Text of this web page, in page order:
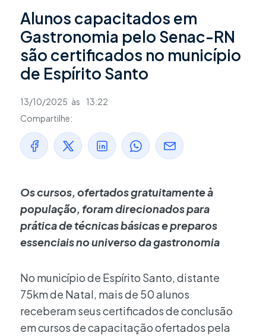
Alunos capacitados em
Gastronomia pelo Senac-RN
são certificados no município
de Espírito Santo
13/10/2025 às
13:22
Compartilhe:
Os cursos, ofertados gratuitamente à
população, foram direcionados para
prática de técnicas básicas e preparos
essenciais no universo da gastronomia
No município de Espírito Santo, distante
75km de Natal, mais de 50 alunos
receberam seus certificados de conclusão
em cursos de capacitação ofertados pela